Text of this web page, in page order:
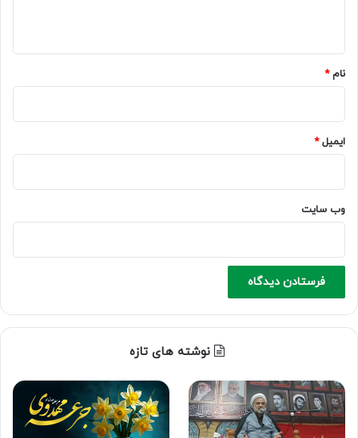
نام*
ایمیل*
وب‌ سایت
نوشته های تازه